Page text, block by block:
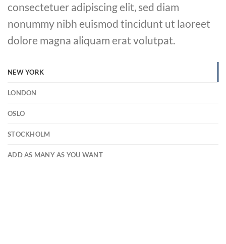
consectetuer adipiscing elit, sed diam
nonummy nibh euismod tincidunt ut laoreet
dolore magna aliquam erat volutpat.
NEW YORK
LONDON
OSLO
STOCKHOLM
ADD AS MANY AS YOU WANT